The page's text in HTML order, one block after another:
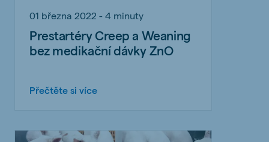
01 března 2022 - 4 minuty
Prestartéry Creep a Weaning
bez medikační dávky ZnO
Přečtěte si více